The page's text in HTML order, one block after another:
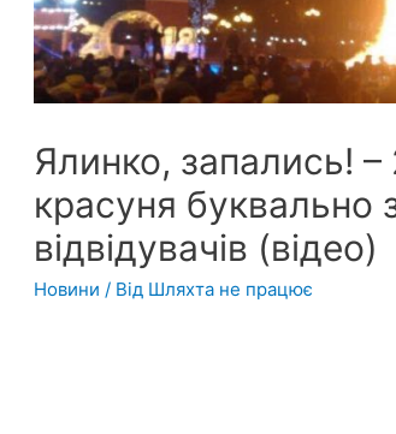
Ялинко, запались!
красуня буквально
відвідувачів (відео)
Новини / Від Шляхта не працює